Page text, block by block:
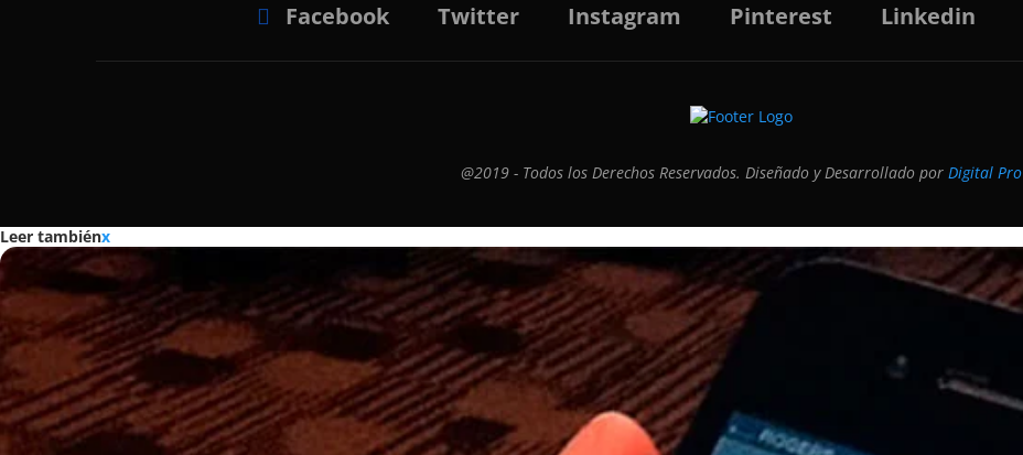
Facebook Twitter Instagram Pinterest Linkedin
@2019 - Todos los Derechos Reservados. Diseñado y Desarrollado por Digital Pro
Leer tambiénx